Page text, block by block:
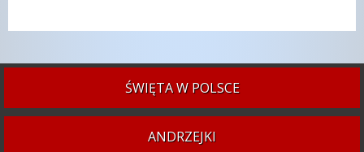
ŚWIĘTA W POLSCE
ANDRZEJKI